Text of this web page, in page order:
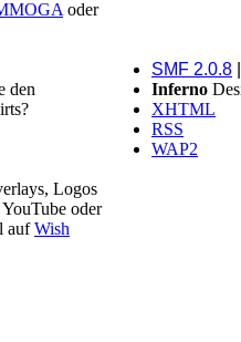
oder
den
Logos
oder
aufWish
SMF 2.0.8
Inferno
XHTML
RSS
WAP2